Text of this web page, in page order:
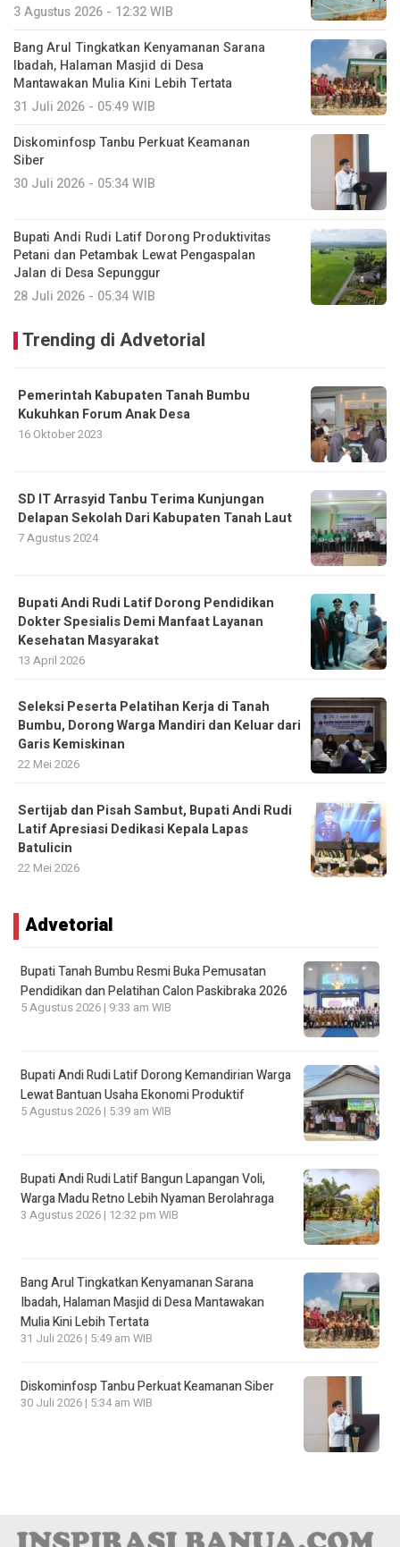
3 Agustus 2026 - 12:32 WIB
Bang Arul Tingkatkan Kenyamanan Sarana
Ibadah, Halaman Masjid di Desa
Mantawakan Mulia Kini Lebih Tertata
31 Juli 2026 - 05:49 WIB
Diskominfosp Tanbu Perkuat Keamanan
Siber
30 Juli 2026 - 05:34 WIB
Bupati Andi Rudi Latif Dorong Produktivitas
Petani dan Petambak Lewat Pengaspalan
Jalan di Desa Sepunggur
28 Juli 2026 - 05:34 WIB
Trending di Advetorial
Pemerintah Kabupaten Tanah Bumbu
Kukuhkan Forum Anak Desa
16 Oktober 2023
SD IT Arrasyid Tanbu Terima Kunjungan
Delapan Sekolah Dari Kabupaten Tanah Laut
7 Agustus 2024
Bupati Andi Rudi Latif Dorong Pendidikan
Dokter Spesialis Demi Manfaat Layanan
Kesehatan Masyarakat
13 April 2026
Seleksi Peserta Pelatihan Kerja di Tanah
Bumbu, Dorong Warga Mandiri dan Keluar dari
Garis Kemiskinan
22 Mei 2026
Sertijab dan Pisah Sambut, Bupati Andi Rudi
Latif Apresiasi Dedikasi Kepala Lapas
Batulicin
22 Mei 2026
Advetorial
Bupati Tanah Bumbu Resmi Buka Pemusatan
Pendidikan dan Pelatihan Calon Paskibraka 2026
5 Agustus 2026 | 9:33 am WIB
Bupati Andi Rudi Latif Dorong Kemandirian Warga
Lewat Bantuan Usaha Ekonomi Produktif
5 Agustus 2026 | 5:39 am WIB
Bupati Andi Rudi Latif Bangun Lapangan Voli,
Warga Madu Retno Lebih Nyaman Berolahraga
3 Agustus 2026 | 12:32 pm WIB
Bang Arul Tingkatkan Kenyamanan Sarana
Ibadah, Halaman Masjid di Desa Mantawakan
Mulia Kini Lebih Tertata
31 Juli 2026 | 5:49 am WIB
Diskominfosp Tanbu Perkuat Keamanan Siber
30 Juli 2026 | 5:34 am WIB